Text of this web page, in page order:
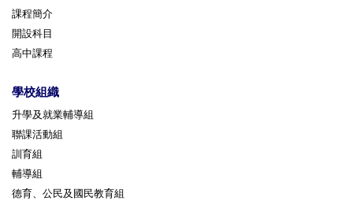
課程簡介
開設科目
高中課程
學校組織
升學及就業輔導組
聯課活動組
訓育組
輔導組
德育、公民及國民教育組